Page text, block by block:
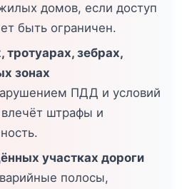
домов, если доступ
быть ограничен.
тротуарах, зебрах,
зонах
ПДД и условий
влечёт штрафы и
участках дороги
полосы,